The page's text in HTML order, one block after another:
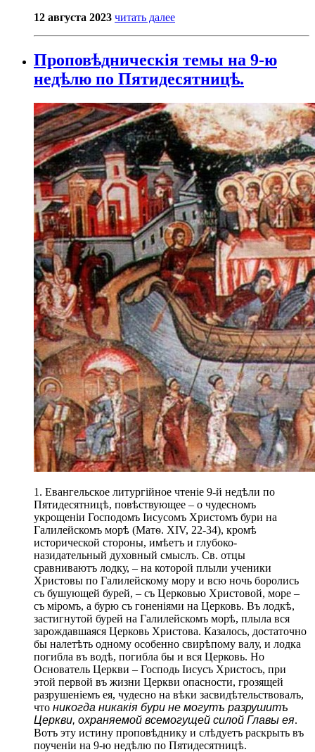
12 августа 2023 читать далее
Проповѣдническія темы на 9-ю
недѣлю по Пятидесятницѣ.
1. Евангельское литургійное чтеніе 9-й недѣли по
Пятидесятницѣ, повѣствующее – о чудесномъ
укрощеніи Господомъ Іисусомъ Христомъ бури на
Галилейскомъ морѣ (Матѳ. XIV, 22-34), кромѣ
исторической стороны, имѣетъ и глубоко-
назидательный духовный смыслъ. Св. отцы
сравниваютъ лодку, – на которой плыли ученики
Христовы по Галилейскому мору и всю ночь боролись
съ бушующей бурей, – съ Церковью Христовой, море –
съ міромъ, а бурю съ гоненіями на Церковь. Въ лодкѣ,
застигнутой бурей на Галилейскомъ морѣ, плыла вся
зарождавшаяся Церковь Христова. Казалось, достаточно
бы налетѣть одному особенно свирѣпому валу, и лодка
погибла въ водѣ, погибла бы и вся Церковь. Но
Основатель Церкви – Господь Іисусъ Христосъ, при
этой первой въ жизни Церкви опасности, грозящей
разрушеніемъ ея, чудесно на вѣки засвидѣтельствовалъ,
что никогда никакія бури не могутъ разрушитъ
Церкви, охраняемой всемогущей силой Главы ея.
Вотъ эту истину проповѣднику и слѣдуетъ раскрыть въ
поученіи на 9-ю недѣлю по Пятидесятницѣ.